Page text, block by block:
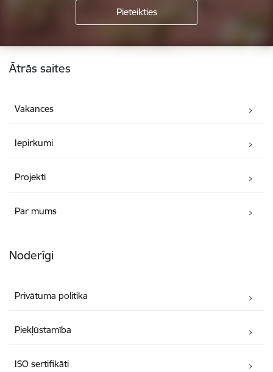
Kājene
Ātrās saites
Vakances
Iepirkumi
Projekti
Par mums
Noderīgi
Privātuma politika
Piekļūstamība
ISO sertifikāti